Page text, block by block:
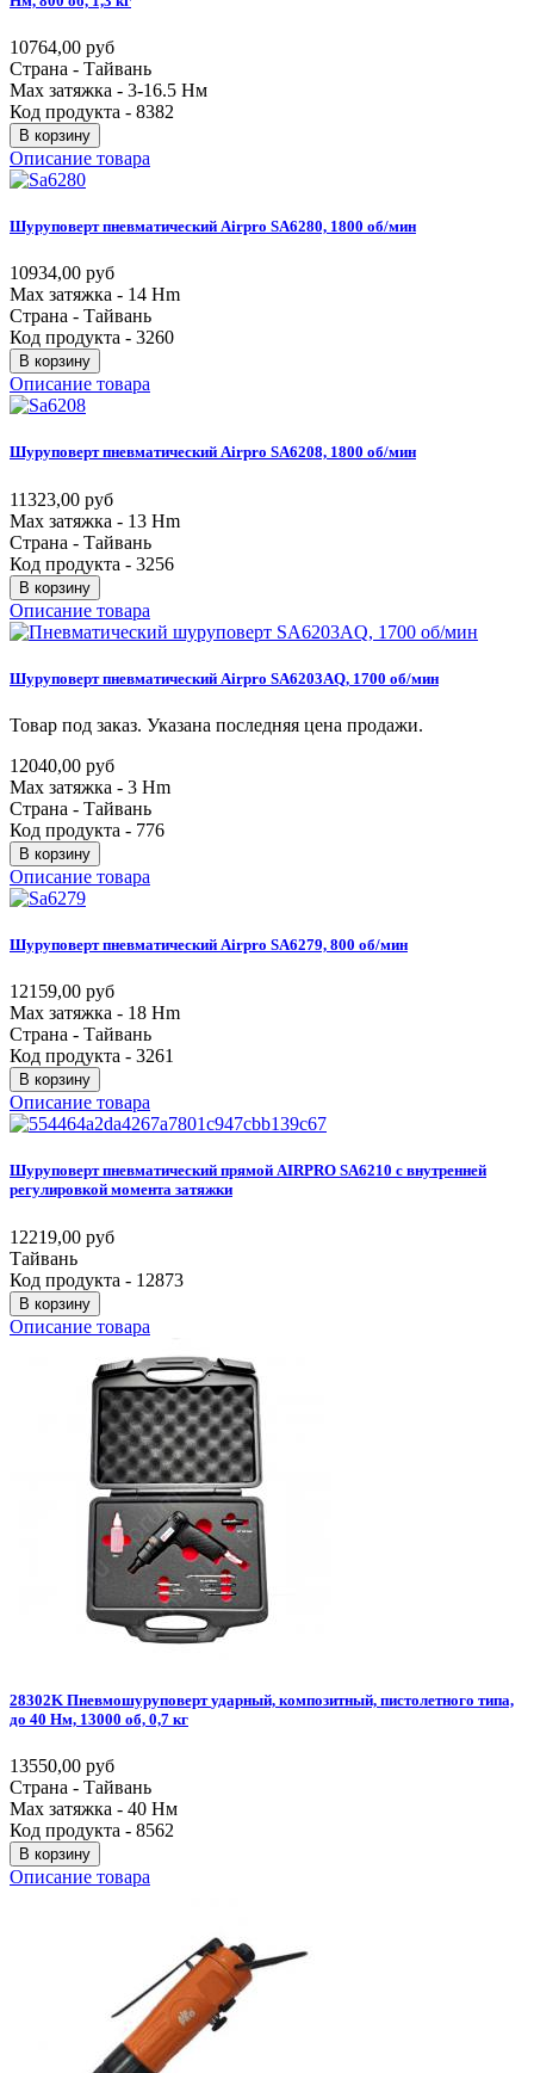
10764,00 руб
Страна - Тайвань
Max затяжка - 3-16.5 Нм
Код продукта - 8382
В корзину
Описание товара
Шуруповерт пневматический Airpro SA6280, 1800 об/мин
10934,00 руб
Max затяжка - 14 Hm
Страна - Тайвань
Код продукта - 3260
В корзину
Описание товара
Шуруповерт пневматический Airpro SA6208, 1800 об/мин
11323,00 руб
Max затяжка - 13 Hm
Страна - Тайвань
Код продукта - 3256
В корзину
Описание товара
Шуруповерт пневматический Airpro SA6203AQ, 1700 об/мин
Товар под заказ. Указана последняя цена продажи.
12040,00 руб
Max затяжка - 3 Hm
Страна - Тайвань
Код продукта - 776
В корзину
Описание товара
Шуруповерт пневматический Airpro SA6279, 800 об/мин
12159,00 руб
Max затяжка - 18 Hm
Страна - Тайвань
Код продукта - 3261
В корзину
Описание товара
Шуруповерт пневматический прямой AIRPRO SA6210 с внутренней
регулировкой момента затяжки
12219,00 руб
Тайвань
Код продукта - 12873
В корзину
Описание товара
28302K Пневмошуруповерт ударный, композитный, пистолетного типа,
до 40 Нм, 13000 об, 0,7 кг
13550,00 руб
Страна - Тайвань
Max затяжка - 40 Нм
Код продукта - 8562
В корзину
Описание товара